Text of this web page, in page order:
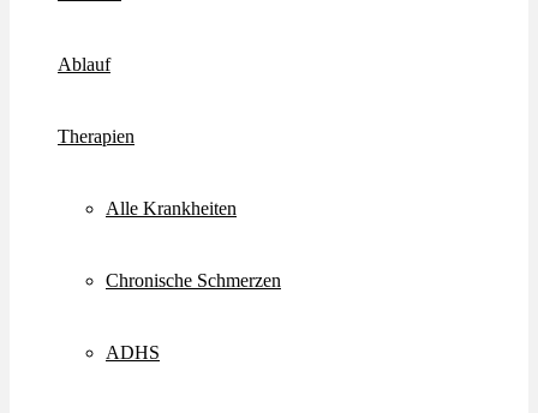
Ablauf
Therapien
Alle Krankheiten
Chronische Schmerzen
ADHS